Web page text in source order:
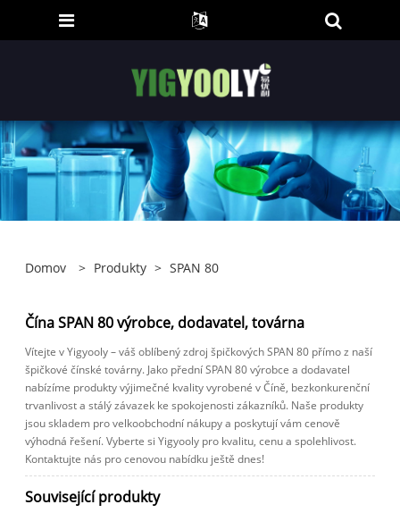
Domov > Produkty > SPAN 80
Čína SPAN 80 výrobce, dodavatel, továrna
Vítejte v Yigyooly – váš oblíbený zdroj špičkových SPAN 80 přímo z naší
špičkové čínské továrny. Jako přední SPAN 80 výrobce a dodavatel
nabízíme produkty výjimečné kvality vyrobené v Číně, bezkonkurenční
trvanlivost a stálý závazek ke spokojenosti zákazníků. Naše produkty
jsou skladem pro velkoobchodní nákupy a poskytují vám cenově
výhodná řešení. Vyberte si Yigyooly pro kvalitu, cenu a spolehlivost.
Kontaktujte nás pro cenovou nabídku ještě dnes!
Související produkty